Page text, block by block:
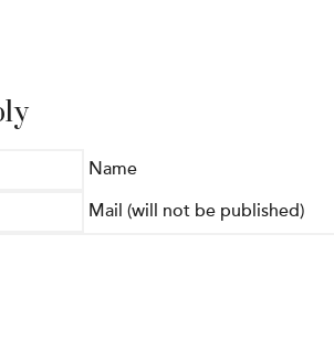
Name
Mail (will not be published)